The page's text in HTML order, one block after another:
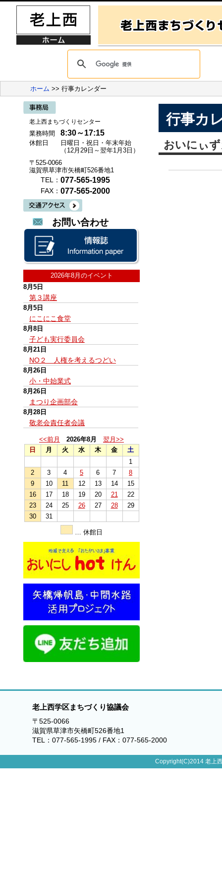
ホーム >> 行事カレンダー
老上西まちづくりセンター
業務時間 8:30～17:15
休館日
日曜日・祝日・年末年始
（12月29日～翌年1月3日）
〒525-0066
滋賀県草津市矢橋町526番地1
TEL： 077-565-1995
FAX： 077-565-2000
お問い合わせ
2026年8月のイベント
8月5日
第３講座
8月5日
にこにこ食堂
8月8日
子ども実行委員会
8月21日
NO２ 人権を考えるつどい
8月26日
小・中始業式
8月26日
まつり企画部会
8月28日
敬老会責任者会議
<<前月 2026年8月
翌月>>
日
月 火 水 木 金
土
1
2
3 4 5 6 7
8
9
10 11 12 13 14
15
16
17 18 19 20 21
22
23
24 25 26 27 28
29
30
31
… 休館日
行事カ
おいにぃ
老上西学区まちづくり協議会
〒525-0066
滋賀県草津市矢橋町526番地1
TEL：077-565-1995 / FAX：077-565-2000
Copyright(C)2014 老上